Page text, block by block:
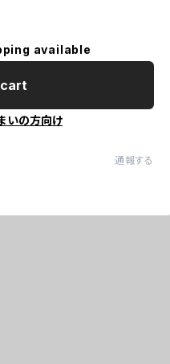
available
いの方向け
通報する